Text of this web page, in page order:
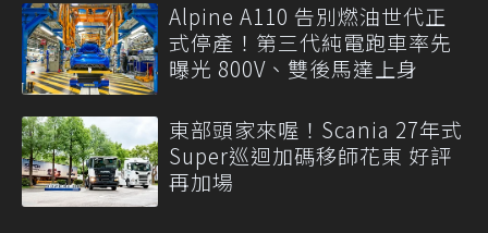
Alpine A110 告別燃油世代正
式停產！第三代純電跑車率先
曝光 800V、雙後馬達上身
東部頭家來喔！Scania 27年式
Super巡迴加碼移師花東 好評
再加場